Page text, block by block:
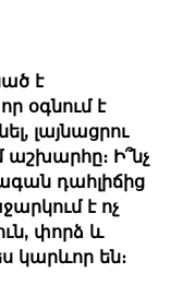
է
օգնում է
լայնացրու
աշխարհը։ Ի՞նչ
դահլիճից
է ոչ
փորձ և
կարևոր են։